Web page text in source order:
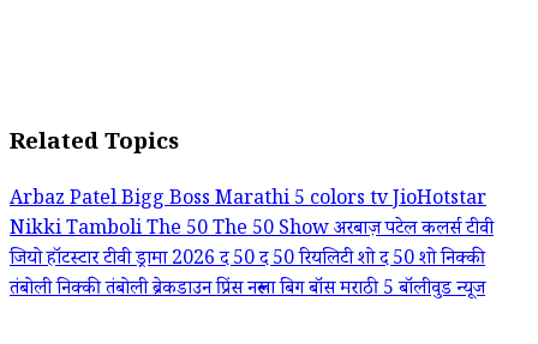
Related Topics
Arbaz PatelBigg Boss Marathi 5colors tvJioHotstar
Nikki TamboliThe 50The 50 Showअरबाज़ पटेलकलर्स टीवी
जियो हॉटस्टारटीवी ड्रामा 2026द 50द 50 रियलिटी शोद 50 शोनिक्की
तंबोलीनिक्की तंबोली ब्रेकडाउनप्रिंस नरूलाबिग बॉस मराठी 5बॉलीवुड न्यूज